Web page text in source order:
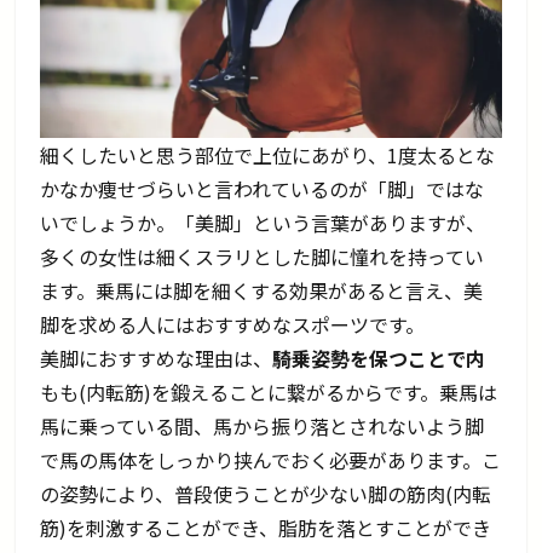
細くしたいと思う部位で上位にあがり、1度太るとな
かなか痩せづらいと言われているのが「脚」ではな
いでしょうか。「美脚」という言葉がありますが、
多くの女性は細くスラリとした脚に憧れを持ってい
ます。乗馬には脚を細くする効果があると言え、美
脚を求める人にはおすすめなスポーツです。
美脚におすすめな理由は、騎乗姿勢を保つことで内
もも(内転筋)を鍛えることに繋がるからです。乗馬は
馬に乗っている間、馬から振り落とされないよう脚
で馬の馬体をしっかり挟んでおく必要があります。こ
の姿勢により、普段使うことが少ない脚の筋肉(内転
筋)を刺激することができ、脂肪を落とすことができ